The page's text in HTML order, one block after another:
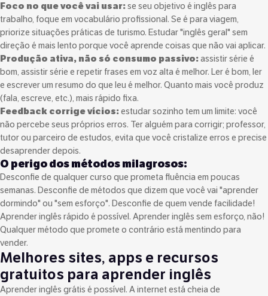
Foco no que você vai usar:se seu objetivo é inglês para
trabalho, foque em vocabulário profissional. Se é para viagem,
priorize situações práticas de turismo. Estudar "inglês geral" sem
direção é mais lento porque você aprende coisas que não vai aplicar.
Produção ativa, não só consumo passivo:assistir série é
bom, assistir série e repetir frases em voz alta é melhor. Ler é bom, ler
e escrever um resumo do que leu é melhor. Quanto mais você produz
(fala, escreve, etc.), mais rápido fixa.
Feedback corrige vícios:estudar sozinho tem um limite: você
não percebe seus próprios erros. Ter alguém para corrigir; professor,
tutor ou parceiro de estudos, evita que você cristalize erros e precise
desaprender depois.
O perigo dos métodos milagrosos:
Desconfie de qualquer curso que prometa fluência em poucas
semanas. Desconfie de métodos que dizem que você vai "aprender
dormindo" ou "sem esforço". Desconfie de quem vende facilidade!
Aprender inglês rápido é possível. Aprender inglês sem esforço, não!
Qualquer método que promete o contrário está mentindo para
vender.
Melhores sites, apps e recursos
gratuitos para aprender inglês
Aprender inglês grátis é possível. A internet está cheia de